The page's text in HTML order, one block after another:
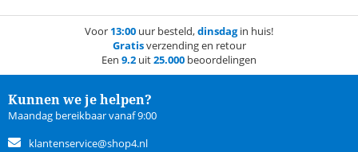
Voor 13:00 uur besteld,dinsdagin huis!
Gratisverzending en retour
Een 9.2 uit25.000 beoordelingen
Kunnen we je helpen?
Maandag bereikbaar vanaf 9:00
klantenservice@shop4.nl